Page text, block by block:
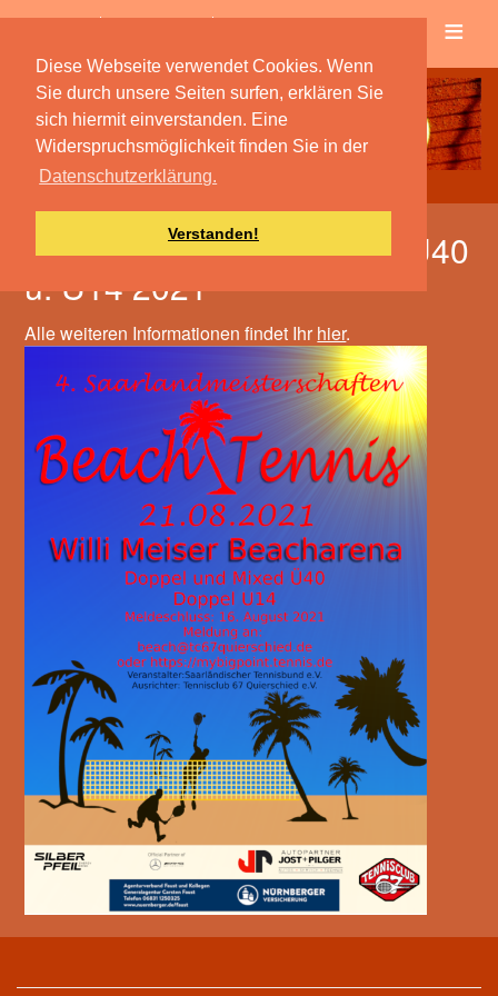
Diese Webseite verwendet Cookies. Wenn
Sie durch unsere Seiten surfen, erklären Sie
sich hiermit einverstanden. Eine
Widerspruchsmöglichkeit finden Sie in der
Datenschutzerklärung.
Verstanden!
≡
Saarlandmeisterschaften Ü40
u. U14 2021
Alle weiteren Informationen findet Ihr hier.